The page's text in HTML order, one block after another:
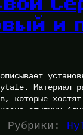
и
Материал
которые
опытным
Рубрики: